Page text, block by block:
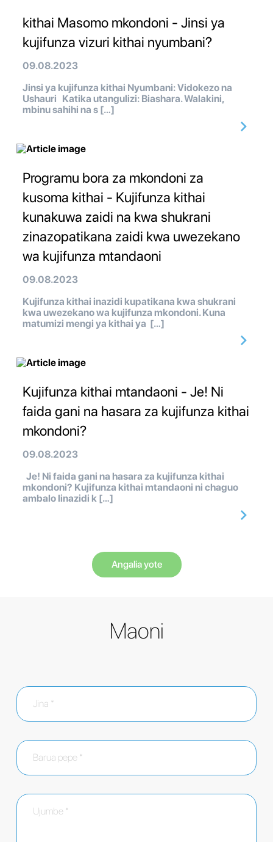
kithai Masomo mkondoni - Jinsi ya
kujifunza vizuri kithai nyumbani?
09.08.2023
Jinsi ya kujifunza kithai Nyumbani: Vidokezo na
Ushauri Katika utangulizi: Biashara. Walakini,
mbinu sahihi na s […]
Programu bora za mkondoni za
kusoma kithai - Kujifunza kithai
kunakuwa zaidi na kwa shukrani
zinazopatikana zaidi kwa uwezekano
wa kujifunza mtandaoni
09.08.2023
Kujifunza kithai inazidi kupatikana kwa shukrani
kwa uwezekano wa kujifunza mkondoni. Kuna
matumizi mengi ya kithai ya […]
Kujifunza kithai mtandaoni - Je! Ni
faida gani na hasara za kujifunza kithai
mkondoni?
09.08.2023
Je! Ni faida gani na hasara za kujifunza kithai
mkondoni? Kujifunza kithai mtandaoni ni chaguo
ambalo linazidi k […]
Angalia yote
Maoni